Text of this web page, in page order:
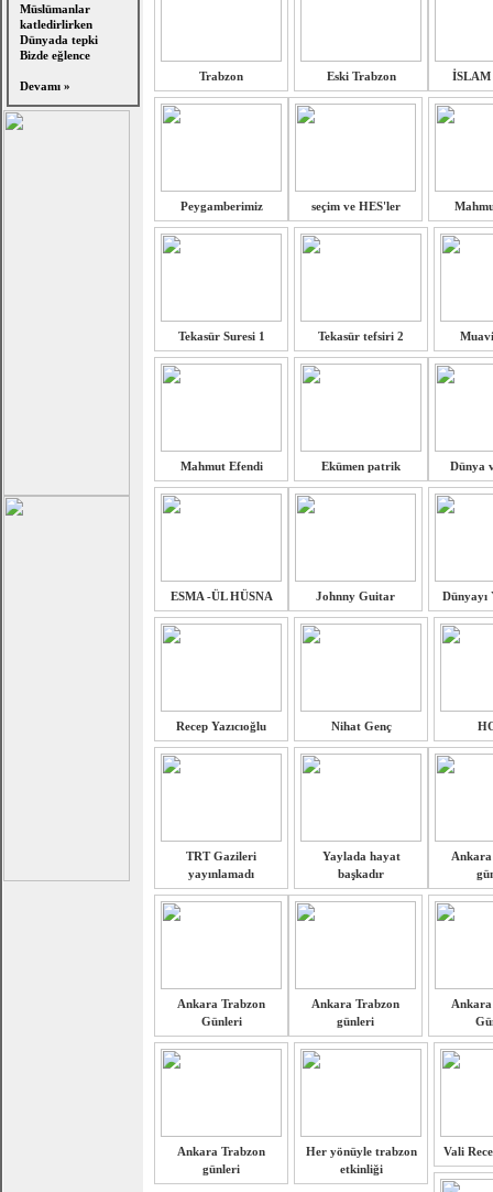
Müslümanlar
katledirlirken
Dünyada tepki
Bizde eğlence
Devamı »
Trabzon Eski Trabzon İSLAM
Peygamberimiz seçim ve HES'ler
Tekasür Suresi 1 Tekasür tefsiri 2
Mahmut Efendi Ekümen patrik Dünya
ESMA -ÜL HÜSNA Johnny Guitar Dünyayı
Recep Yazıcıoğlu Nihat Genç
TRT Gazileri
yayınlamadı
Yaylada hayat
başkadır
Ankara Trabzon
Günleri
Ankara Trabzon
günleri
Ankara Trabzon
günleri
Her yönüyle trabzon
etkinliği
Vali